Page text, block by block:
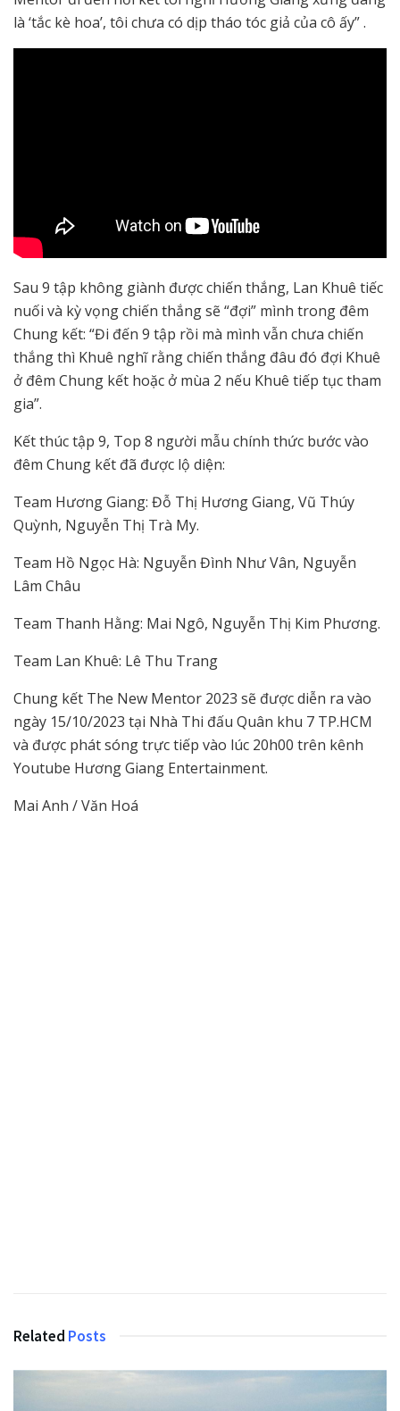
là ‘tắc kè hoa’, tôi chưa có dịp tháo tóc giả của cô ấy” .
Sau 9 tập không giành được chiến thắng, Lan Khuê tiếc
nuối và kỳ vọng chiến thắng sẽ “đợi” mình trong đêm
Chung kết: “Đi đến 9 tập rồi mà mình vẫn chưa chiến
thắng thì Khuê nghĩ rằng chiến thắng đâu đó đợi Khuê
ở đêm Chung kết hoặc ở mùa 2 nếu Khuê tiếp tục tham
gia”.
Kết thúc tập 9, Top 8 người mẫu chính thức bước vào
đêm Chung kết đã được lộ diện:
Team Hương Giang: Đỗ Thị Hương Giang, Vũ Thúy
Quỳnh, Nguyễn Thị Trà My.
Team Hồ Ngọc Hà: Nguyễn Đình Như Vân, Nguyễn
Lâm Châu
Team Thanh Hằng: Mai Ngô, Nguyễn Thị Kim Phương.
Team Lan Khuê: Lê Thu Trang
Chung kết The New Mentor 2023 sẽ được diễn ra vào
ngày 15/10/2023 tại Nhà Thi đấu Quân khu 7 TP.HCM
và được phát sóng trực tiếp vào lúc 20h00 trên kênh
Youtube Hương Giang Entertainment.
Mai Anh / Văn Hoá
Related Posts